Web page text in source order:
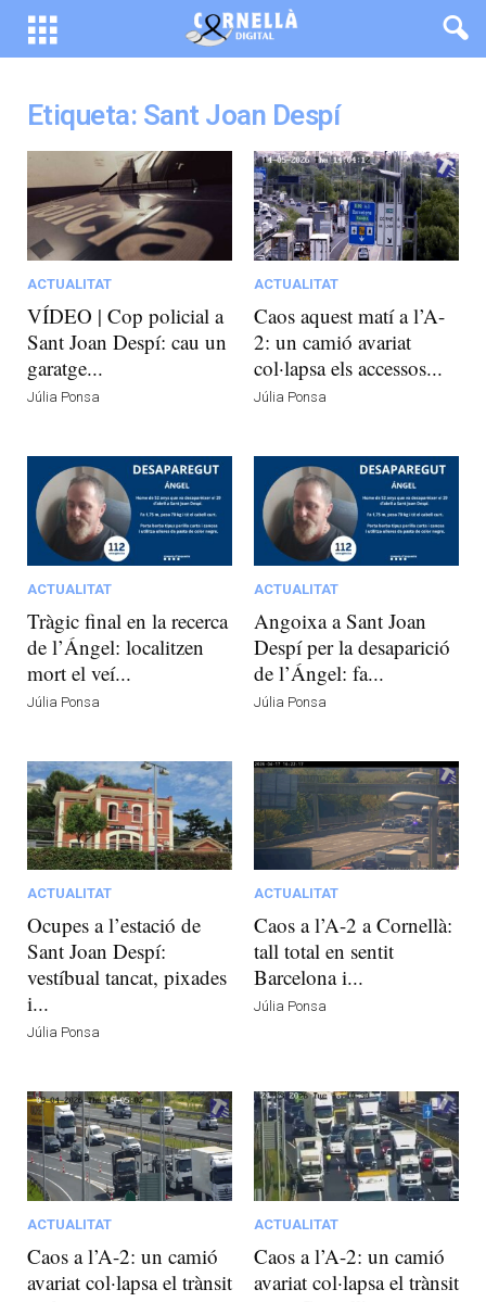
Etiqueta: Sant Joan Despí
ACTUALITAT
VÍDEO | Cop policial a
Sant Joan Despí: cau un
garatge...
Júlia Ponsa
ACTUALITAT
Caos aquest matí a l’A-
2: un camió avariat
col·lapsa els accessos...
Júlia Ponsa
ACTUALITAT
Tràgic final en la recerca
de l’Ángel: localitzen
mort el veí...
Júlia Ponsa
ACTUALITAT
Angoixa a Sant Joan
Despí per la desaparició
de l’Ángel: fa...
Júlia Ponsa
ACTUALITAT
Ocupes a l’estació de
Sant Joan Despí:
vestíbual tancat, pixades
i...
Júlia Ponsa
ACTUALITAT
Caos a l’A-2 a Cornellà:
tall total en sentit
Barcelona i...
Júlia Ponsa
ACTUALITAT
Caos a l’A-2: un camió
avariat col·lapsa el trànsit
ACTUALITAT
Caos a l’A-2: un camió
avariat col·lapsa el trànsit